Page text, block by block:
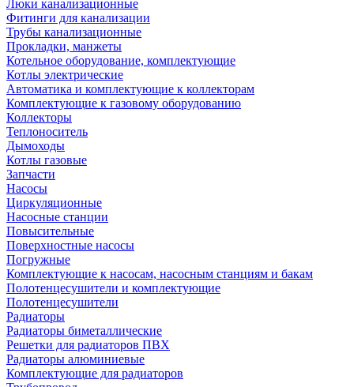
Люки канализационные
Фитинги для канализации
Трубы канализационные
Прокладки, манжеты
Котельное оборудование, комплектующие
Котлы электрические
Автоматика и комплектующие к коллекторам
Комплектующие к газовому оборудованию
Коллекторы
Теплоноситель
Дымоходы
Котлы газовые
Запчасти
Насосы
Циркуляционные
Насосные станции
Повысительные
Поверхностные насосы
Погружные
Комплектующие к насосам, насосным станциям и бакам
Полотенцесушители и комплектующие
Полотенцесушители
Радиаторы
Радиаторы биметаллические
Решетки для радиаторов ПВХ
Радиаторы алюминиевые
Комплектующие для радиаторов